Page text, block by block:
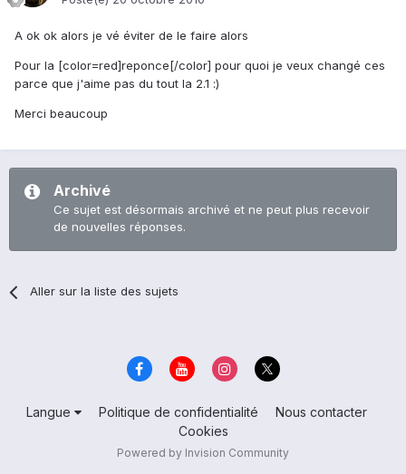
A ok ok alors je vé éviter de le faire alors
Pour la [color=red]reponce[/color] pour quoi je veux changé ces
parce que j'aime pas du tout la 2.1 :)
Merci beaucoup
Archivé
Ce sujet est désormais archivé et ne peut plus recevoir
de nouvelles réponses.
Aller sur la liste des sujets
Langue Politique de confidentialité
Nous contacter
Cookies
Powered by Invision Community